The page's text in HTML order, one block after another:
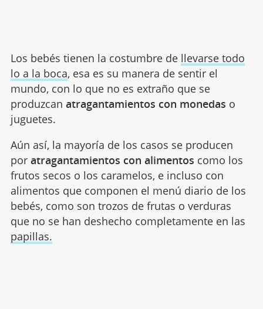
Los bebés tienen la costumbre de llevarse todo
lo a la boca, esa es su manera de sentir el
mundo, con lo que no es extraño que se
produzcan atragantamientos con monedas o
juguetes.
Aún así, la mayoría de los casos se producen
poratragantamientos con alimentos como los
frutos secos o los caramelos, e incluso con
alimentos que componen el menú diario de los
bebés, como son trozos de frutas o verduras
que no se han deshecho completamente en las
papillas.